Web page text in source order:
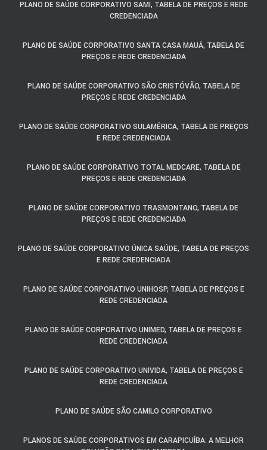
PLANO DE SAÚDE CORPORATIVO SAMI, TABELA DE PREÇOS E REDE
CREDENCIADA
PLANO DE SAÚDE CORPORATIVO SANTA CASA MAUÁ, TABELA DE
PREÇOS E REDE CREDENCIADA
PLANO DE SAÚDE CORPORATIVO SÃO CRISTÓVÃO, TABELA DE
PREÇOS E REDE CREDENCIADA
PLANO DE SAÚDE CORPORATIVO SULAMÉRICA, TABELA DE PREÇOS
E REDE CREDENCIADA
PLANO DE SAÚDE CORPORATIVO TOTAL MEDCARE, TABELA DE
PREÇOS E REDE CREDENCIADA
PLANO DE SAÚDE CORPORATIVO TRASMONTANO, TABELA DE
PREÇOS E REDE CREDENCIADA
PLANO DE SAÚDE CORPORATIVO ÚNICA SAÚDE, TABELA DE PREÇOS
E REDE CREDENCIADA
PLANO DE SAÚDE CORPORATIVO UNIHOSP, TABELA DE PREÇOS E
REDE CREDENCIADA
PLANO DE SAÚDE CORPORATIVO UNIMED, TABELA DE PREÇOS E
REDE CREDENCIADA
PLANO DE SAÚDE CORPORATIVO UNIVIDA, TABELA DE PREÇOS E
REDE CREDENCIADA
PLANO DE SAÚDE SÃO CAMILO CORPORATIVO
PLANOS DE SAÚDE CORPORATIVOS EM CARAPICUÍBA: A MELHOR